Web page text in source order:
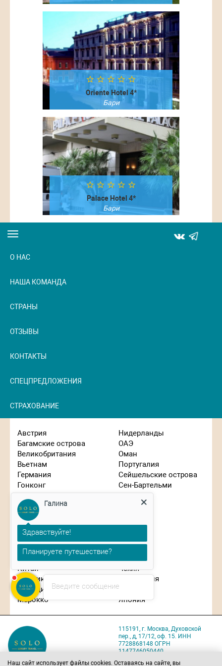
Посмотреть
Oriente Hotel 4*
Бари
Посмотреть
Palace Hotel 4*
Бари
Посмотреть
Toggle
О НАС
НАША КОМАНДА
СТРАНЫ
ОТЗЫВЫ
КОНТАКТЫ
СПЕЦПРЕДЛОЖЕНИЯ
СТРАХОВАНИЕ
Австрия
Багамские острова
Великобритания
Вьетнам
Германия
Гонконг
Греция
Израиль
Индонезия
Иордания
Испания
Италия
Кипр
Китай
Маврикий
Мальдивы
Марокко
Нидерланды
ОАЭ
Оман
Португалия
Сейшельские острова
Сен-Бартельми
Сингапур
Словения
Таиланд
Франция
Чехия
Швейцария
ЮАР
Япония
115191, г. Москва, Духовской
пер., д, 17/12, оф. 15. ИНН
7728868148 ОГРН
1147746050440
Карта проезда
Наш сайт использует файлы cookies. Оставаясь на сайте, вы
Введите сообщение
Галина
Здравствуйте!
Планируете путешествие?